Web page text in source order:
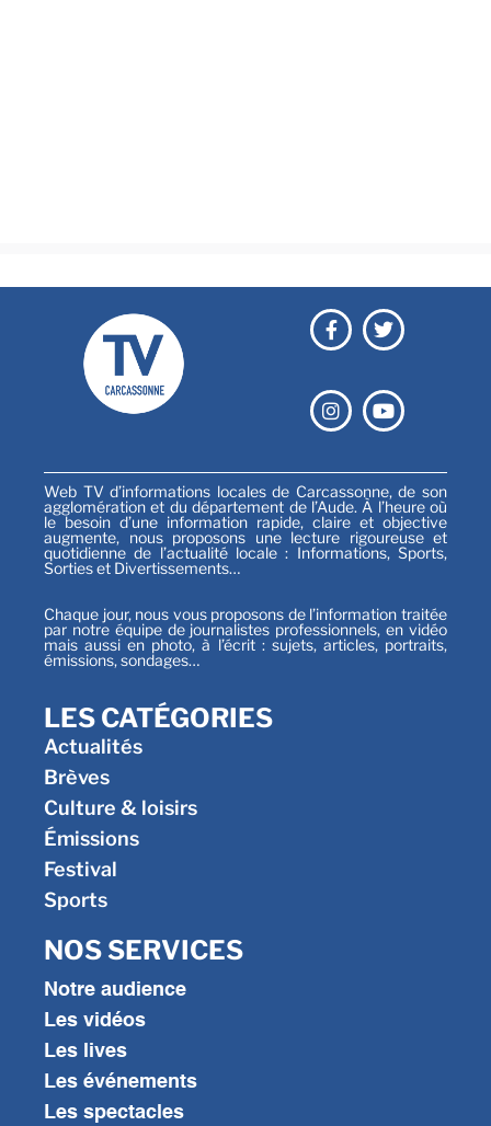
Web TV d’informations locales de Carcassonne, de son
agglomération et du département de l’Aude. À l’heure où
le besoin d’une information rapide, claire et objective
augmente, nous proposons une lecture rigoureuse et
quotidienne de l’actualité locale : Informations, Sports,
Sorties et Divertissements…
Chaque jour, nous vous proposons de l’information traitée
par notre équipe de journalistes professionnels, en vidéo
mais aussi en photo, à l’écrit : sujets, articles, portraits,
émissions, sondages…
LES CATÉGORIES
Actualités
Brèves
Culture & loisirs
Émissions
Festival
Sports
NOS SERVICES
Notre audience
Les vidéos
Les lives
Les événements
Les spectacles